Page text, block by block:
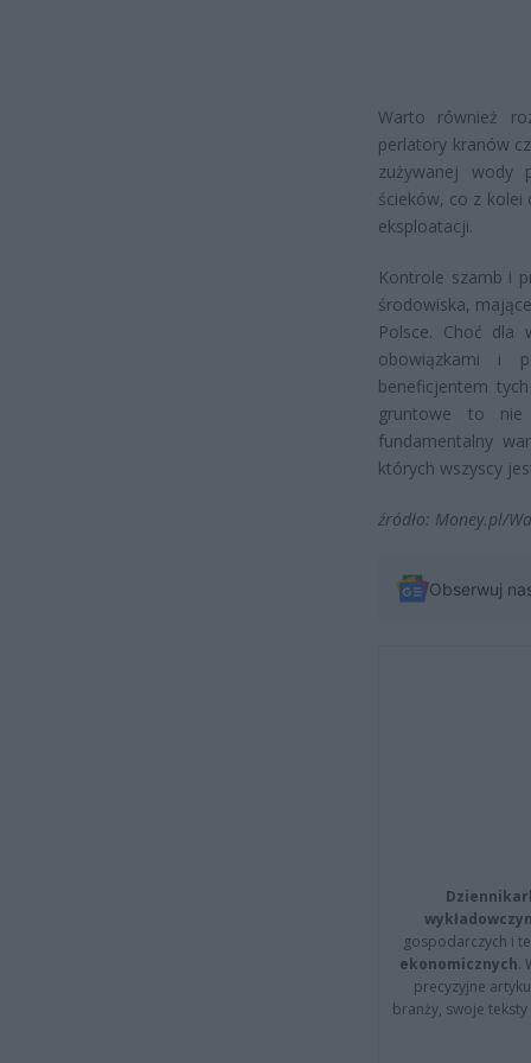
Warto również
perlatory kranów
zużywanej wody
ścieków, co z kolei
eksploatacji.
Kontrole szamb i
środowiska,
Polsce. Choć dla
obowiązkami i
beneficjentem
gruntowe to nie
fundamentalny
których wszyscy
źródło: Money.pl/
Obserwuj
gospodarczych i
ekonomicznych.
precyzyjne
branży, swoje